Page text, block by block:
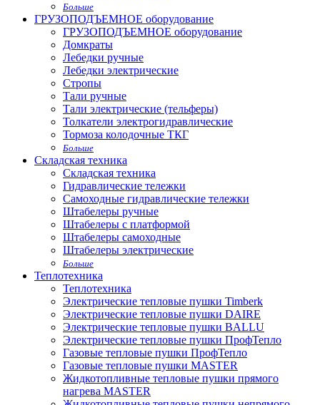
Больше
ГРУЗОПОДЪЕМНОЕ оборудование
ГРУЗОПОДЪЕМНОЕ оборудование
Домкраты
Лебедки ручные
Лебедки электрические
Стропы
Тали ручные
Тали электрические (тельферы)
Толкатели электрогидравлические
Тормоза колодочные ТКГ
Больше
Складская техника
Складская техника
Гидравлические тележки
Самоходные гидравлические тележки
Штабелеры ручные
Штабелеры с платформой
Штабелеры самоходные
Штабелеры электрические
Больше
Теплотехника
Теплотехника
Электрические тепловые пушки Timberk
Электрические тепловые пушки DAIRE
Электрические тепловые пушки BALLU
Электрические тепловые пушки ПрофТепло
Газовые тепловые пушки ПрофТепло
Газовые тепловые пушки MASTER
Жидкотопливные тепловые пушки прямого
нагрева MASTER